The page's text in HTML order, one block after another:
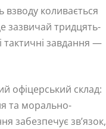
взводу коливається
зазвичай тридцять-
завдання —
офіцерський склад:
та морально-
забезпечує зв’язок,